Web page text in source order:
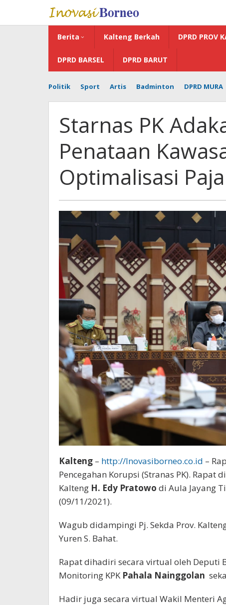
konten
Berita Kalteng Berkah DPRD PROV
DPRD BARSEL DPRD BARUT
Politik Sport Artis Badminton DPRD MURA
Starnas PK
Penataan
Optimalisasi
Kalteng – http://Inovasiborneo.co.id –
Pencegahan Korupsi (Stranas PK).
Kalteng H. Edy Pratowo di Aula Jayang
(09/11/2021).
Wagub didampingi Pj. Sekda Prov.
Yuren S. Bahat.
Rapat dihadiri secara virtual oleh Deputi
Monitoring KPK Pahala Nainggolan
Hadir juga secara virtual Wakil Menteri